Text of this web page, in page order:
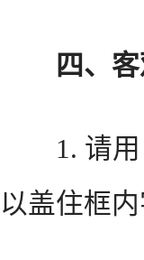
四、
1. 请用
以盖住框内